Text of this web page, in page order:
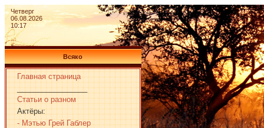
Четверг
06.08.2026
10:17
Всяко
Главная страница
Статьи о разном
Актёры:
- Мэтью Грей Габлер